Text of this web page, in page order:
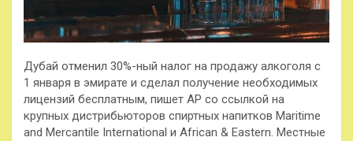
Дубай отменил 30%-ный налог на продажу алкоголя с
1 января в эмирате и сделал получение необходимых
лицензий бесплатным, пишет AP со ссылкой на
крупных дистрибьюторов спиртных напитков Maritime
and Mercantile International и African & Eastern. Местные